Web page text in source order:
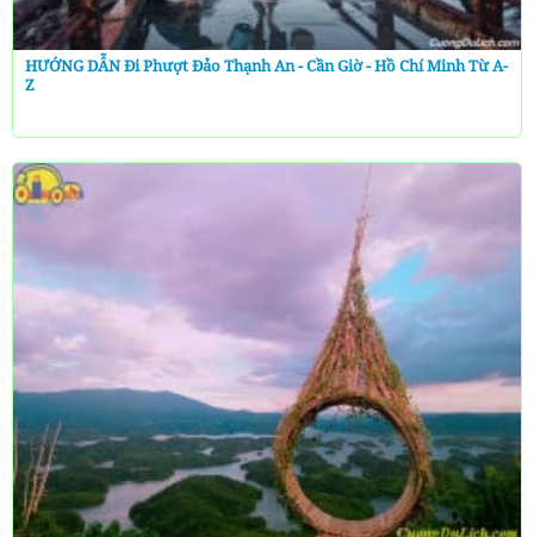
HƯỚNG DẪN Đi Phượt Đảo Thạnh An - Cần Giờ - Hồ Chí Minh Từ A-
Z